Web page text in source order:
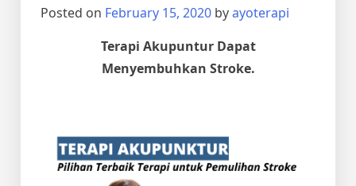
Posted on February 15, 2020 byayoterapi
Terapi Akupuntur Dapat
Menyembuhkan Stroke.